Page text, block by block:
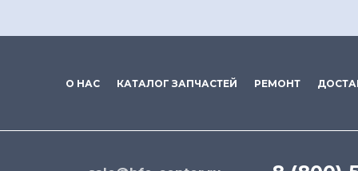
О НАС КАТАЛОГ ЗАПЧАСТЕЙ РЕМОНТ